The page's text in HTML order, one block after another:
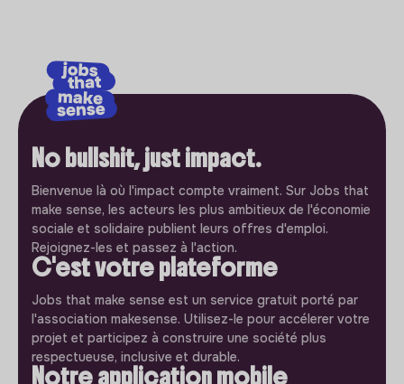
No bullshit, just impact.
Bienvenue là où l'impact compte vraiment. Sur Jobs that
make sense, les acteurs les plus ambitieux de l'économie
sociale et solidaire publient leurs offres d'emploi.
Rejoignez-les et passez à l'action.
C'est votre plateforme
Jobs that make sense est un service gratuit porté par
l'association makesense. Utilisez-le pour accélerer votre
projet et participez à construire une société plus
respectueuse, inclusive et durable.
Notre application mobile